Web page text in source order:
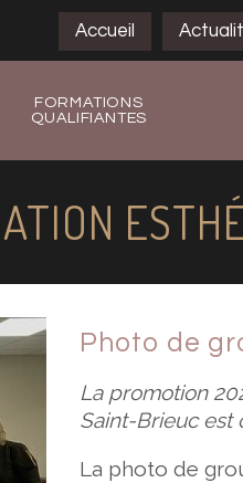
Accueil
FORMATIONS
QUALIFIANTES
Photo de
La promotion
Saint-Brieuc est
La photo de